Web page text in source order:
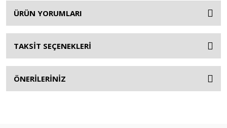
ÜRÜN YORUMLARI
TAKSİT SEÇENEKLERİ
ÖNERİLERİNİZ